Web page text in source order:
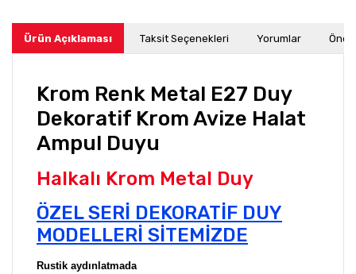
Ürün Açıklaması Taksit Seçenekleri Yorumlar
Krom Renk Metal E27 Duy
Dekoratif Krom Avize Halat
Ampul Duyu
Halkalı Krom Metal Duy
ÖZEL SERİ DEKORATİF DUY
MODELLERİ SİTEMİZDE
Rustik aydınlatmada